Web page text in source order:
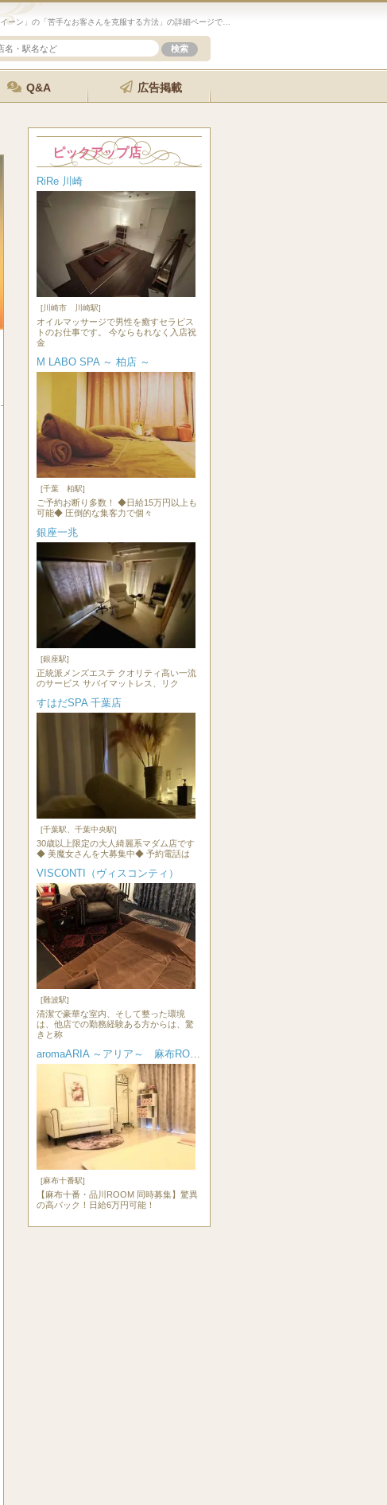
Q&A 広告掲載
ピックアップ店
RiRe 川崎
[川崎市 川崎駅]
オイルマッサージで男性を癒すセラピス
トのお仕事です。 今ならもれなく入店祝
金
M LABO SPA ～ 柏店 ～
[千葉 柏駅]
ご予約お断り多数！ ◆日給15万円以上も
可能◆ 圧倒的な集客力で個々
銀座一兆
[銀座駅]
正統派メンズエステ クオリティ高い一流
のサービス サバイマットレス、リク
すはだSPA 千葉店
[千葉駅、千葉中央駅]
30歳以上限定の大人綺麗系マダム店です
◆ 美魔女さんを大募集中◆ 予約電話は
VISCONTI（ヴィスコンティ）
[難波駅]
清潔で豪華な室内、そして整った環境
は、他店での勤務経験ある方からは、驚
きと称
aromaARIA ～アリア～ 麻布ROOM
[麻布十番駅]
【麻布十番・品川ROOM 同時募集】驚異
の高バック！日給6万円可能！